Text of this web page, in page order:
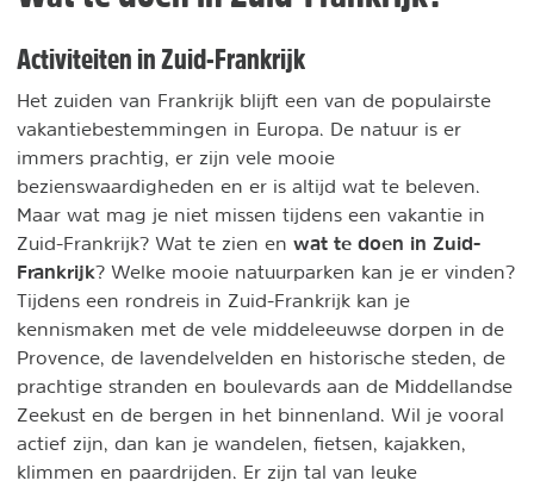
Activiteiten in Zuid-Frankrijk
Het zuiden van Frankrijk blijft een van de populairste
vakantiebestemmingen in Europa. De natuur is er
immers prachtig, er zijn vele mooie
bezienswaardigheden en er is altijd wat te beleven.
Maar wat mag je niet missen tijdens een vakantie in
Zuid-Frankrijk? Wat te zien en wat te doen in Zuid-
Frankrijk? Welke mooie natuurparken kan je er vinden?
Tijdens een rondreis in Zuid-Frankrijk kan je
kennismaken met de vele middeleeuwse dorpen in de
Provence, de lavendelvelden en historische steden, de
prachtige stranden en boulevards aan de Middellandse
Zeekust en de bergen in het binnenland. Wil je vooral
actief zijn, dan kan je wandelen, fietsen, kajakken,
klimmen en paardrijden. Er zijn tal van leuke